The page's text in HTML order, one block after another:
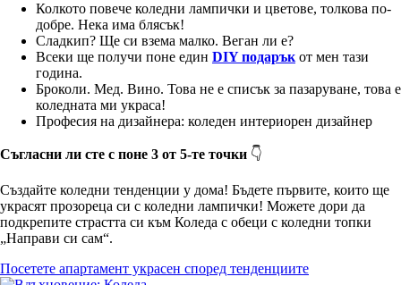
Колкото повече коледни лампички и цветове, толкова по-
добре. Нека има блясък!
Сладкип? Ще си взема малко. Веган ли е?
Всеки ще получи поне един DIY подарък от мен тази
година.
Броколи. Мед. Вино. Това не е списък за пазаруване, това е
коледната ми украса!
Професия на дизайнера: коледен интериорен дизайнер
Съгласни ли сте с поне 3 от 5-те точки 👇
Създайте коледни тенденции у дома! Бъдете първите, които ще
украсят прозореца си с коледни лампички! Можете дори да
подкрепите страстта си към Коледа с обеци с коледни топки
„Направи си сам“.
Посетете апартамент украсен според тенденциите